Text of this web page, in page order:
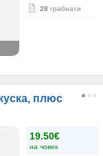
28 грабнати
плюс
19.50€
на човек